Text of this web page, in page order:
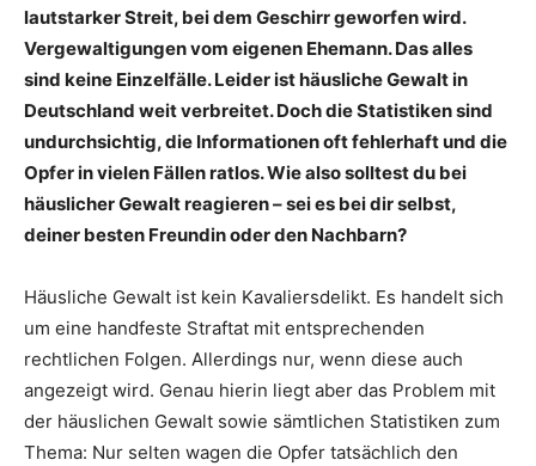
lautstarker Streit, bei dem Geschirr geworfen wird.
Vergewaltigungen vom eigenen Ehemann. Das alles
sind keine Einzelfälle. Leider ist häusliche Gewalt in
Deutschland weit verbreitet. Doch die Statistiken sind
undurchsichtig, die Informationen oft fehlerhaft und die
Opfer in vielen Fällen ratlos. Wie also solltest du bei
häuslicher Gewalt reagieren – sei es bei dir selbst,
deiner besten Freundin oder den Nachbarn?
Häusliche Gewalt ist kein Kavaliersdelikt. Es handelt sich
um eine handfeste Straftat mit entsprechenden
rechtlichen Folgen. Allerdings nur, wenn diese auch
angezeigt wird. Genau hierin liegt aber das Problem mit
der häuslichen Gewalt sowie sämtlichen Statistiken zum
Thema: Nur selten wagen die Opfer tatsächlich den